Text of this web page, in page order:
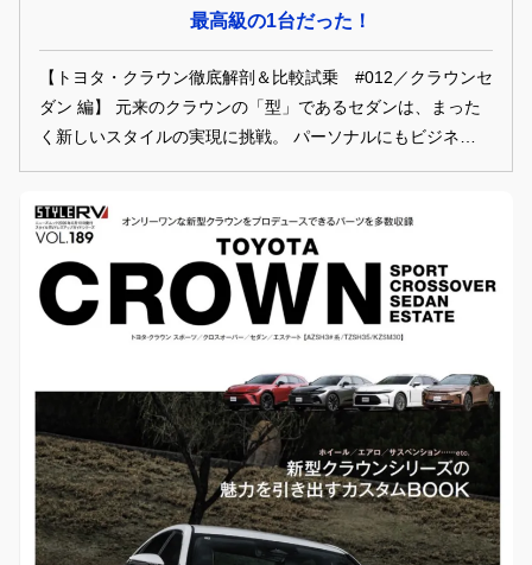
最高級の1台だった！
【トヨタ・クラウン徹底解剖＆比較試乗 #012／クラウンセ
ダン 編】 元来のクラウンの「型」であるセダンは、まった
く新しいスタイルの実現に挑戦。 パーソナルにもビジネスに
も使える「ニューフォーマル」という価値を生み出した。